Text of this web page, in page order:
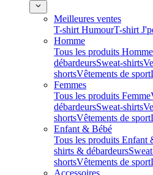
Meilleures ventes
T-shirt HumourT-shirt
Homme
Tous les produits Homme
débardeursSweat-shirts
shortsVêtements de sport
Femmes
Tous les produits Femme
débardeursSweat-shirts
shortsVêtements de sport
Enfant & Bébé
Tous les produits Enfant
shirts & débardeurs
shortsVêtements de sport
Accessoires